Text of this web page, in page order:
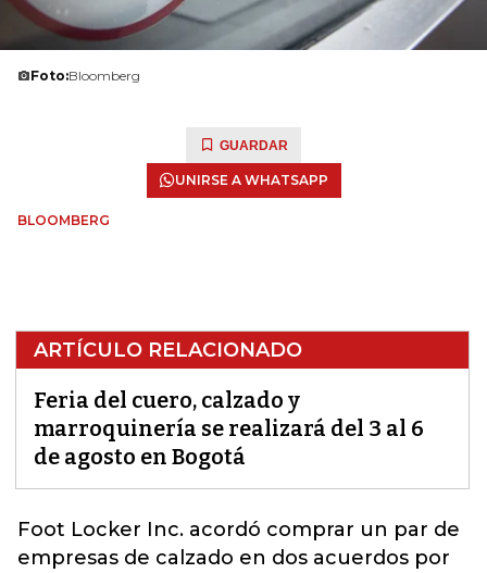
Foto:Bloomberg
GUARDAR
UNIRSE A WHATSAPP
BLOOMBERG
ARTÍCULO RELACIONADO
Feria del cuero, calzado y
marroquinería se realizará del 3 al 6
de agosto en Bogotá
Foot Locker Inc. acordó comprar un par de
empresas de calzado en dos acuerdos por